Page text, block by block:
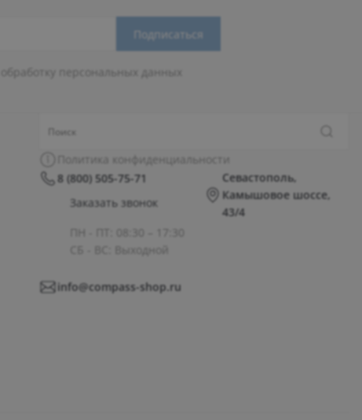
Подписаться
обработку персональных данных
Политика конфиденциальности
8 (800) 505-75-71
Заказать звонок
ПН - ПТ: 08:30 – 17:30
СБ - ВС: Выходной
Севастополь,
Камышовое шоссе,
43/4
info@compass-shop.ru